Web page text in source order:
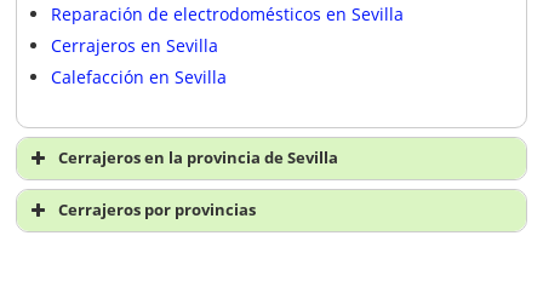
Reparación de electrodomésticos en Sevilla
Cerrajeros en Sevilla
Calefacción en Sevilla
Cerrajeros en la provincia de Sevilla
Cerrajeros en Sevilla
Cerrajeros en Castilblanco de los Arroyos
Cerrajeros por provincias